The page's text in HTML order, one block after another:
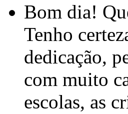
Bom dia!
Tenho
dedicação,
com muito
escolas, as